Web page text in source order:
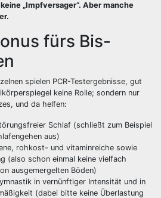
„Impfversager“. Aber manche
fürs Bis-
spielen PCR-Testergebnisse, gut
keine Rolle; sondern nur
und da helfen:
Schlaf (schließt zum Beispiel
aus)
rohkost- und vitaminreiche sowie
(also schon einmal keine vielfach
ausgemergelten Böden)
in vernünftiger Intensität und in
(dabei bitte keine Überlastung